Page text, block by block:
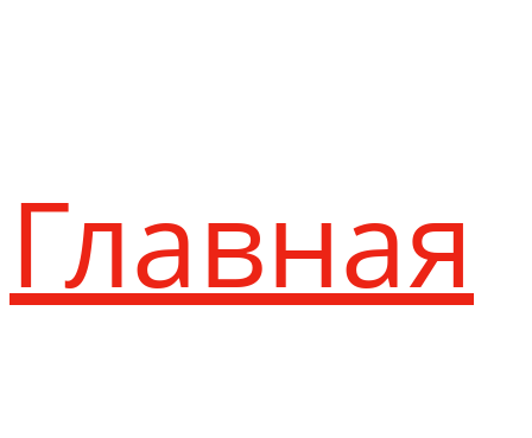
Главная